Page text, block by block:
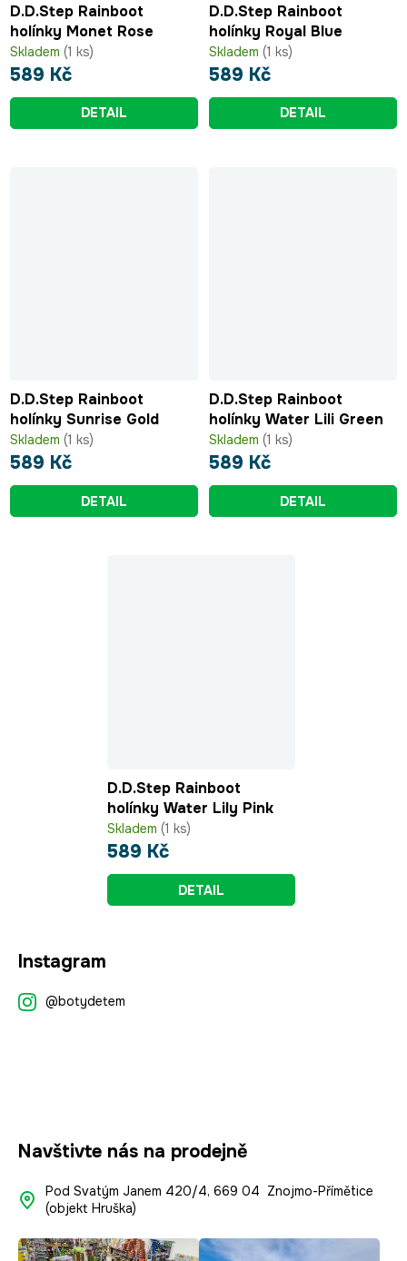
D.D.Step Rainboot
holínky Monet Rose
Skladem (1 ks)
589 Kč
DETAIL
D.D.Step Rainboot
holínky Royal Blue
Skladem (1 ks)
589 Kč
DETAIL
D.D.Step Rainboot
holínky Sunrise Gold
Skladem (1 ks)
589 Kč
DETAIL
D.D.Step Rainboot
holínky Water Lili Green
Skladem (1 ks)
589 Kč
DETAIL
D.D.Step Rainboot
holínky Water Lily Pink
Skladem (1 ks)
589 Kč
DETAIL
Instagram
@botydetem
Navštivte nás na prodejně
Pod Svatým Janem 420/4, 669 04 Znojmo-Přímětice
(objekt Hruška)